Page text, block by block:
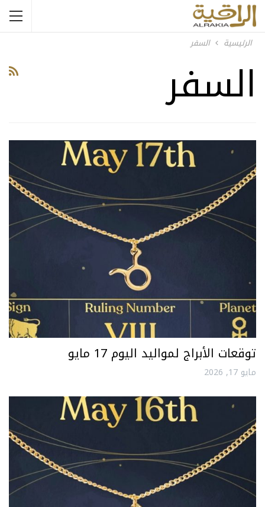
الرئيسية السفر
السفر
توقعات الأبراج لمواليد اليوم 17 مايو
مايو 17, 2026